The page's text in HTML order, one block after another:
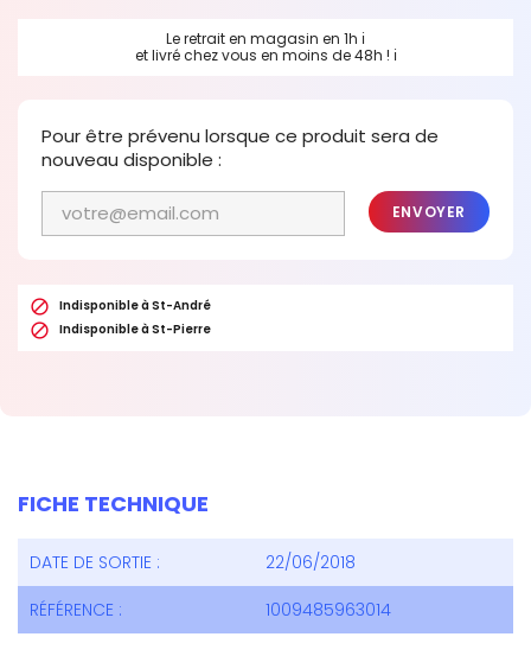
Le retrait en magasin en 1h ℹ
et livré chez vous en moins de 48h ! ℹ
Pour être prévenu lorsque ce produit sera de
nouveau disponible :
ENVOYER
 Indisponible à St-André
 Indisponible à St-Pierre
FICHE TECHNIQUE
DATE DE SORTIE :
22/06/2018
RÉFÉRENCE :
1009485963014